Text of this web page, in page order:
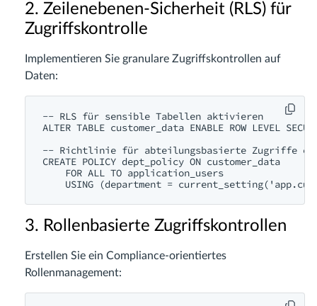
2. Zeilenebenen-Sicherheit (RLS) für
Zugriffskontrolle
Implementieren Sie granulare Zugriffskontrollen auf
Daten:
-- RLS für sensible Tabellen aktivieren
ALTER TABLE customer_data ENABLE ROW LEVEL
-- Richtlinie für abteilungsbasierte Zugriffe
CREATE POLICY dept_policy ON customer_data
    FOR ALL TO application_users
3. Rollenbasierte Zugriffskontrollen
Erstellen Sie ein Compliance-orientiertes
Rollenmanagement: